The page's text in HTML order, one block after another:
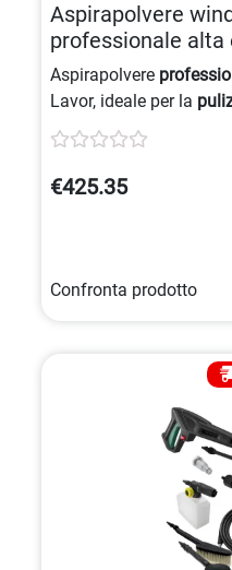
Aspirapolvere
professionale alta
96x44x46cm
Aspirapolvere
Lavor, ideale per la
aspirante ad alta
by-pass. Realizzato
dotato di sistema
€425.35
Confronta prodotto